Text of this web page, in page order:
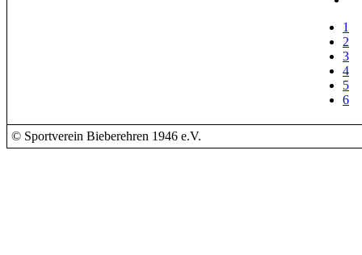
1
2
3
4
5
6
© Sportverein Bieberehren 1946 e.V.